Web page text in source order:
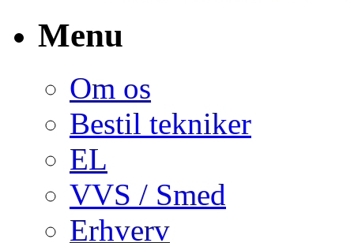
Menu
Om os
Bestil tekniker
EL
VVS / Smed
Erhverv